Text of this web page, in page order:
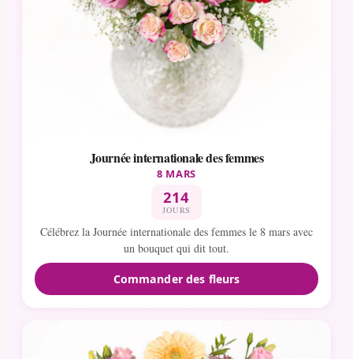
Journée internationale des femmes
8 MARS
214
JOURS
Célébrez la Journée internationale des femmes le 8 mars avec
un bouquet qui dit tout.
Commander des fleurs